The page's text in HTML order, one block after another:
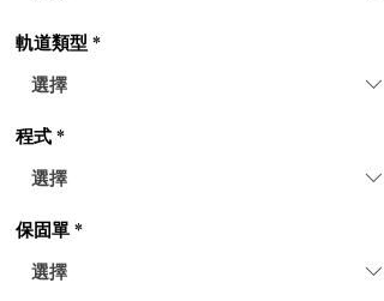
軌道類型 *
程式 *
保固單 *